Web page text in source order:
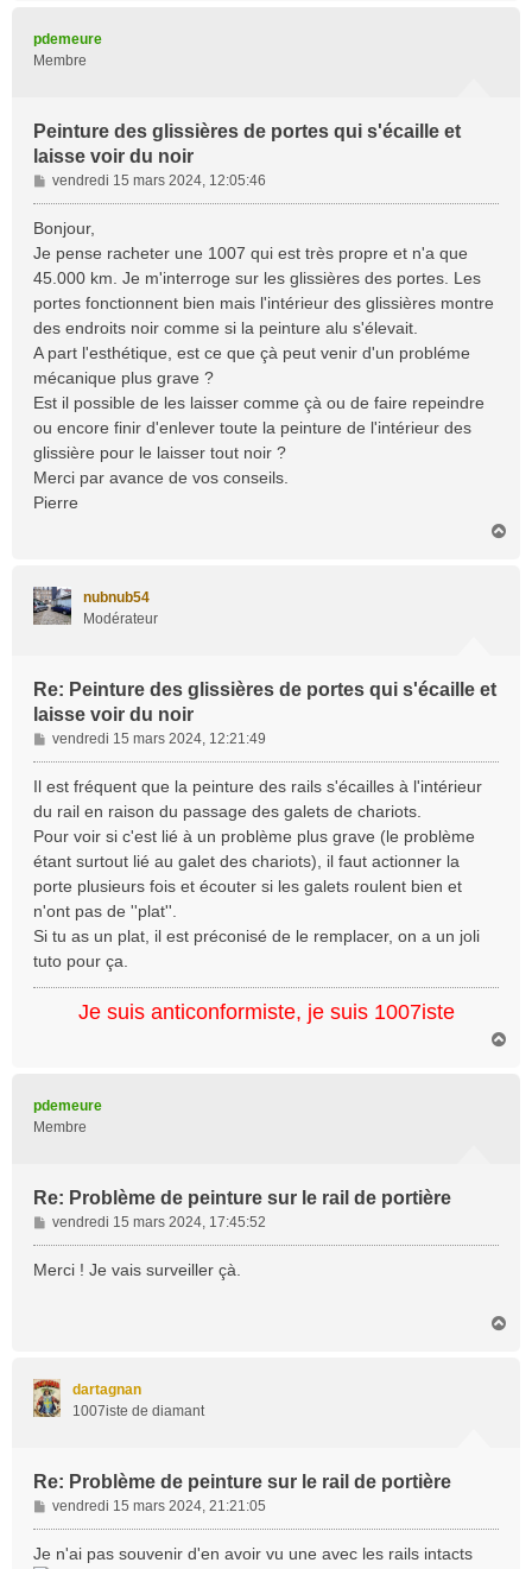
pdemeure
Membre
Peinture des glissières de portes qui s'écaille et
laisse voir du noir
M
e
s
g
e
vendredi 15 mars 2024, 12:05:46
Bonjour,
Je pense racheter une 1007 qui est très propre et n'a que
45.000 km. Je m'interroge sur les glissières des portes. Les
portes fonctionnent bien mais l'intérieur des glissières montre
des endroits noir comme si la peinture alu s'élevait.
A part l'esthétique, est ce que çà peut venir d'un probléme
mécanique plus grave ?
Est il possible de les laisser comme çà ou de faire repeindre
ou encore finir d'enlever toute la peinture de l'intérieur des
glissière pour le laisser tout noir ?
Merci par avance de vos conseils.
Pierre
nubnub54
Modérateur
Re: Peinture des glissières de portes qui s'écaille et
laisse voir du noir
M
e
s
g
e
vendredi 15 mars 2024, 12:21:49
Il est fréquent que la peinture des rails s'écailles à l'intérieur
du rail en raison du passage des galets de chariots.
Pour voir si c'est lié à un problème plus grave (le problème
étant surtout lié au galet des chariots), il faut actionner la
porte plusieurs fois et écouter si les galets roulent bien et
n'ont pas de ''plat''.
Si tu as un plat, il est préconisé de le remplacer, on a un joli
tuto pour ça.
Je suis anticonformiste, je suis 1007iste
pdemeure
Membre
Re: Problème de peinture sur le rail de portière
M
e
s
vendredi 15 mars 2024, 17:45:52
Merci ! Je vais surveiller çà.
dartagnan
1007iste de diamant
Re: Problème de peinture sur le rail de portière
M
e
s
vendredi 15 mars 2024, 21:21:05
Je n'ai pas souvenir d'en avoir vu une avec les rails intacts